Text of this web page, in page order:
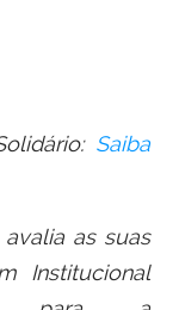
Saiba
as suas
Institucional